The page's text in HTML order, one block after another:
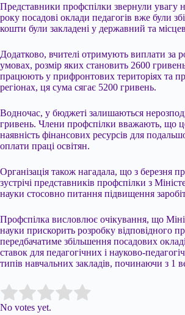
Представники профспілки звернули увагу
року посадові оклади педагогів вже були
кошти були закладені у державний та
Додатково, вчителі отримують виплати за
умовах, розмір яких становить 2600
працюють у прифронтових територіях та
регіонах, ця сума сягає 5200 гривень.
Водночас, у бюджеті залишаються
гривень. Члени профспілки вважають, що
наявність фінансових ресурсів для
оплати праці освітян.
Організація також нагадала, що з березня
зустрічі представників профспілки з
науки стосовно питання підвищення
Профспілка висловлює очікування, що
науки прискорить розробку відповідного
передбачатиме збільшення посадових
ставок для педагогічних і науково-
типів навчальних закладів, починаючи з 1
Rate this item:
No votes yet.